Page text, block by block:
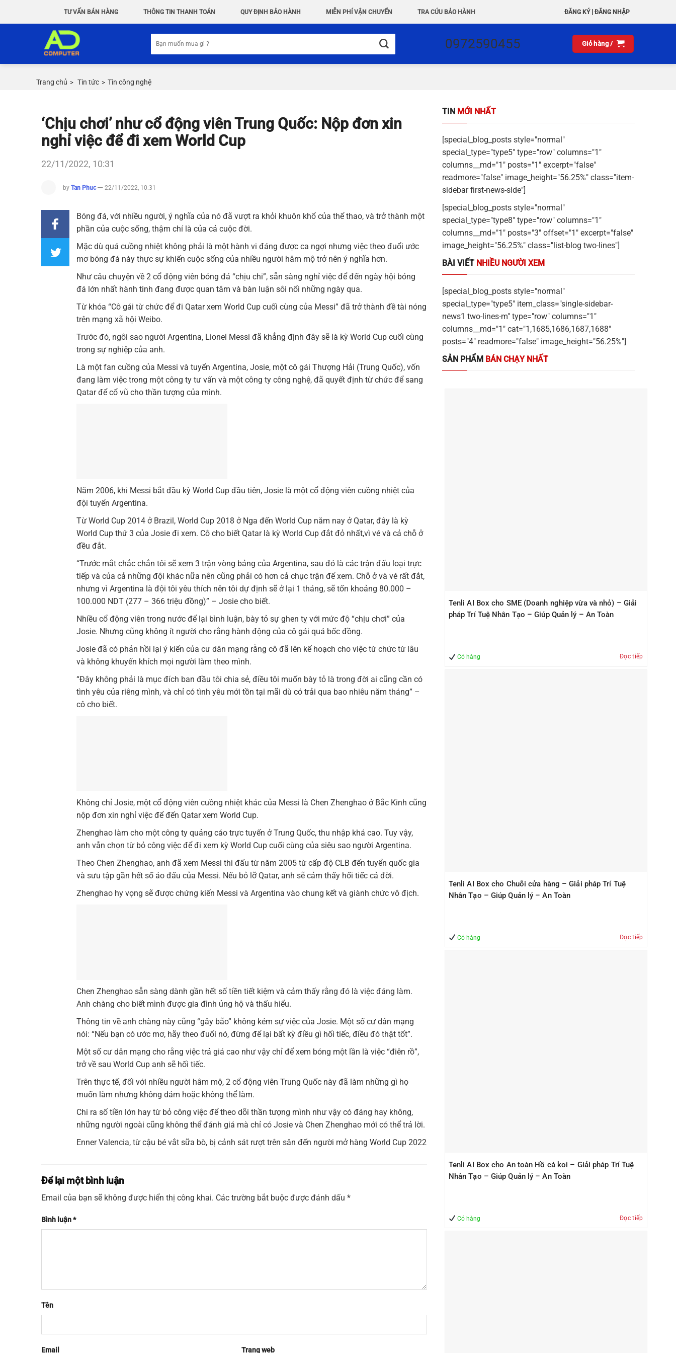
TƯ VẤN BÁN HÀNG THÔNG TIN THANH TOÁN QUY ĐỊNH BẢO HÀNH MIỄN PHÍ VẬN CHUYỂN TRA CỨU BẢO HÀNH ĐĂNG KÝ| ĐĂNG NHẬP
kiếm:
0972590455 Giỏ hàng /
Trang chủ > Tin tức > Tin công nghệ
‘Chịu chơi’ như cổ động viên Trung Quốc: Nộp đơn xin
nghỉ việc để đi xem World Cup
22/11/2022, 10:31
by Tan Phuc 22/11/2022, 10:31
Bóng đá, với nhiều người, ý nghĩa của nó đã vượt ra khỏi khuôn khổ của thể thao, và trở thành một
phần của cuộc sống, thậm chí là của cả cuộc đời.
Mặc dù quá cuồng nhiệt không phải là một hành vi đáng được ca ngợi nhưng việc theo đuổi ước
mơ bóng đá này thực sự khiến cuộc sống của nhiều người hâm mộ trở nên ý nghĩa hơn.
Như câu chuyện về 2 cổ động viên bóng đá “chịu chi”, sẵn sàng nghỉ việc để đến ngày hội bóng
đá lớn nhất hành tinh đang được quan tâm và bàn luận sôi nổi những ngày qua.
Từ khóa “Cô gái từ chức để đi Qatar xem World Cup cuối cùng của Messi” đã trở thành đề tài nóng
trên mạng xã hội Weibo.
Trước đó, ngôi sao người Argentina, Lionel Messi đã khẳng định đây sẽ là kỳ World Cup cuối cùng
trong sự nghiệp của anh.
Là một fan cuồng của Messi và tuyển Argentina, Josie, một cô gái Thượng Hải (Trung Quốc), vốn
đang làm việc trong một công ty tư vấn và một công ty công nghệ, đã quyết định từ chức để sang
Qatar để cổ vũ cho thần tượng của mình.
Năm 2006, khi Messi bắt đầu kỳ World Cup đầu tiên, Josie là một cổ động viên cuồng nhiệt của
đội tuyển Argentina.
Từ World Cup 2014 ở Brazil, World Cup 2018 ở Nga đến World Cup năm nay ở Qatar, đây là kỳ
World Cup thứ 3 của Josie đi xem. Cô cho biết Qatar là kỳ World Cup đắt đỏ nhất,vì vé và cả chỗ ở
đều đắt.
“Trước mắt chắc chắn tôi sẽ xem 3 trận vòng bảng của Argentina, sau đó là các trận đấu loại trực
tiếp và của cả những đội khác nữa nên cũng phải có hơn cả chục trận để xem. Chỗ ở và vé rất đắt,
nhưng vì Argentina là đội tôi yêu thích nên tôi dự định sẽ ở lại 1 tháng, sẽ tốn khoảng 80.000 –
100.000 NDT (277 – 366 triệu đồng)” – Josie cho biết.
Nhiều cổ động viên trong nước để lại bình luận, bày tỏ sự ghen tỵ với mức độ “chịu chơi” của
Josie. Nhưng cũng không ít người cho rằng hành động của cô gái quá bốc đồng.
Josie đã có phản hồi lại ý kiến của cư dân mạng rằng cô đã lên kế hoạch cho việc từ chức từ lâu
và không khuyến khích mọi người làm theo mình.
“Đây không phải là mục đích ban đầu tôi chia sẻ, điều tôi muốn bày tỏ là trong đời ai cũng cần có
tình yêu của riêng mình, và chỉ có tình yêu mới tồn tại mãi dù có trải qua bao nhiêu năm tháng” –
cô cho biết.
Không chỉ Josie, một cổ động viên cuồng nhiệt khác của Messi là Chen Zhenghao ở Bắc Kinh cũng
nộp đơn xin nghỉ việc để đến Qatar xem World Cup.
Zhenghao làm cho một công ty quảng cáo trực tuyến ở Trung Quốc, thu nhập khá cao. Tuy vậy,
anh vẫn chọn từ bỏ công việc để đi xem kỳ World Cup cuối cùng của siêu sao người Argentina.
Theo Chen Zhenghao, anh đã xem Messi thi đấu từ năm 2005 từ cấp độ CLB đến tuyển quốc gia
và sưu tập gần hết số áo đấu của Messi. Nếu bỏ lỡ Qatar, anh sẽ cảm thấy hối tiếc cả đời.
Zhenghao hy vọng sẽ được chứng kiến Messi và Argentina vào chung kết và giành chức vô địch.
Chen Zhenghao sẵn sàng dành gần hết số tiền tiết kiệm và cảm thấy rằng đó là việc đáng làm.
Anh chàng cho biết mình được gia đình ủng hộ và thấu hiểu.
Thông tin về anh chàng này cũng “gây bão” không kém sự việc của Josie. Một số cư dân mạng
nói: “Nếu bạn có ước mơ, hãy theo đuổi nó, đừng để lại bất kỳ điều gì hối tiếc, điều đó thật tốt”.
Một số cư dân mạng cho rằng việc trả giá cao như vậy chỉ để xem bóng một lần là việc “điên rồ”,
trở về sau World Cup anh sẽ hối tiếc.
Trên thực tế, đối với nhiều người hâm mộ, 2 cổ động viên Trung Quốc này đã làm những gì họ
muốn làm nhưng không dám hoặc không thể làm.
Chi ra số tiền lớn hay từ bỏ công việc để theo dõi thần tượng mình như vậy có đáng hay không,
những người ngoài cũng không thể đánh giá mà chỉ có Josie và Chen Zhenghao mới có thể trả lời.
Enner Valencia, từ cậu bé vắt sữa bò, bị cảnh sát rượt trên sân đến người mở hàng World Cup 2022
Để lại một bình luận
Email của bạn sẽ không được hiển thị công khai. Các trường bắt buộc được đánh dấu *
Bình luận*
Tên
Email Trang web
TIN MỚI NHẤT
[special_blog_posts style="normal"
special_type="type5" type="row" columns="1"
columns__md="1" posts="1" excerpt="false"
readmore="false" image_height="56.25%" class="item-
sidebar first-news-side"]
[special_blog_posts style="normal"
special_type="type8" type="row" columns="1"
columns__md="1" posts="3" offset="1" excerpt="false"
image_height="56.25%" class="list-blog two-lines"]
BÀI VIẾT NHIỀU NGƯỜI XEM
[special_blog_posts style="normal"
special_type="type5" item_class="single-sidebar-
news1 two-lines-m" type="row" columns="1"
columns__md="1" cat="1,1685,1686,1687,1688"
posts="4" readmore="false" image_height="56.25%"]
SẢN PHẨM BÁN CHẠY NHẤT
Tenli AI Box cho SME (Doanh nghiệp vừa và nhỏ) – Giải
pháp Trí Tuệ Nhân Tạo – Giúp Quản lý – An Toàn
Có hàng Đọc tiếp
Tenli AI Box cho Chuỗi cửa hàng – Giải pháp Trí Tuệ
Nhân Tạo – Giúp Quản lý – An Toàn
Có hàng Đọc tiếp
Tenli AI Box cho An toàn Hồ cá koi – Giải pháp Trí Tuệ
Nhân Tạo – Giúp Quản lý – An Toàn
Có hàng Đọc tiếp